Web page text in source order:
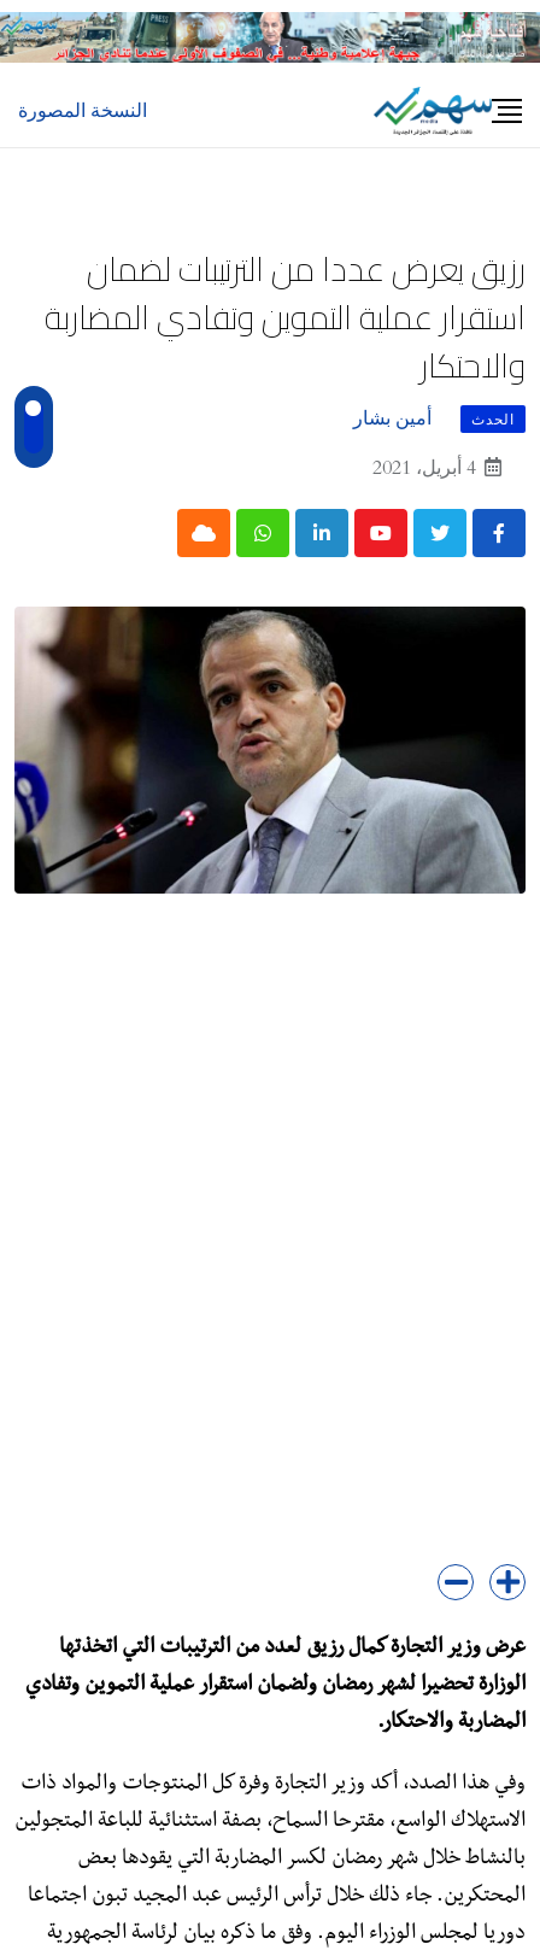
Skip
to
النسخة المصورة
رزيق يعرض عددا من الترتيبات لضمان
استقرار عملية التموين وتفادي المضاربة
والاحتكار
الحدث
أمين بشار
4 أبريل، 2021
Youtube
LinkedIn
Whatsapp
Cloud
عرض وزير التجارة كمال رزيق لعدد من الترتيبات التي اتخذتها
الوزارة تحضيرا لشهر رمضان ولضمان استقرار عملية التموين وتفادي
المضاربة والاحتكار.
وفي هذا الصدد، أكد وزير التجارة وفرة كل المنتوجات والمواد ذات
الاستهلاك الواسع، مقترحا السماح، بصفة استثنائية للباعة المتجولين
بالنشاط خلال شهر رمضان لكسر المضاربة التي يقودها بعض
المحتكرين. جاء ذلك خلال ترأس الرئيس عبد المجيد تبون اجتماعا
دوريا لمجلس الوزراء اليوم. وفق ما ذكره بيان لرئاسة الجمهورية